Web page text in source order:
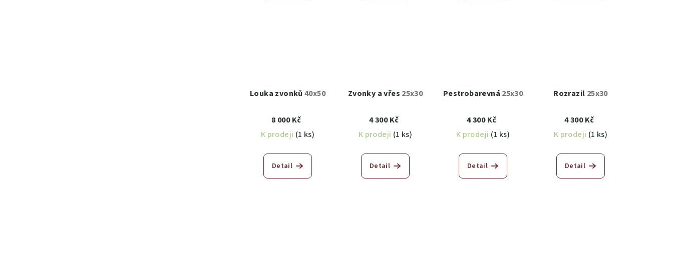
Louka zvonků40x50
8 000 Kč
K prodeji (1 ks)
Detail
Zvonky a vřes 25x30
4 300 Kč
K prodeji (1 ks)
Detail
Pestrobarevná 25x30
4 300 Kč
K prodeji (1 ks)
Detail
Rozrazil 25x30
4 300 Kč
K prodeji (1 ks)
Detail